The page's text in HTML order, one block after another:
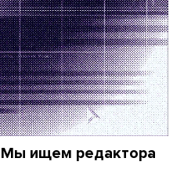
Мы ищем редактора